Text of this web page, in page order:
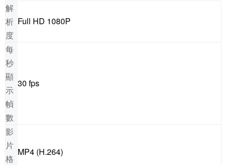
解
析
度
Full HD 1080P
每
秒
顯
示
幀
數
30 fps
影
片
格
MP4 (H.264)